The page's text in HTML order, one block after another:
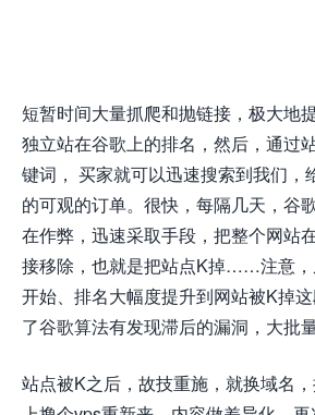
短暂时间大量抓爬和抛链接，极大地
独立站在谷歌上的排名，然后，通过
键词， 买家就可以迅速搜索到我们，
的可观的订单。很快，每隔几天，谷
在作弊，迅速采取手段，把整个网站
接移除，也就是把站点K掉……注意
开始、排名大幅度提升到网站被K掉
了谷歌算法有发现滞后的漏洞，大批
站点被K之后，故技重施，就换域名